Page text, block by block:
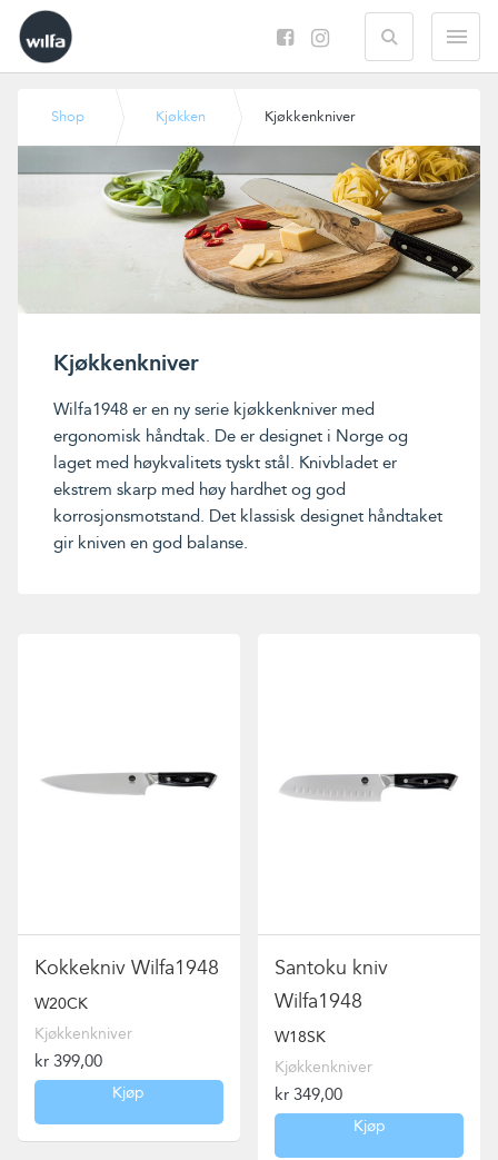
Shop Kjøkken Kjøkkenkniver
Kjøkkenkniver
Wilfa1948 er en ny serie kjøkkenkniver med
ergonomisk håndtak. De er designet i Norge og
laget med høykvalitets tyskt stål. Knivbladet er
ekstrem skarp med høy hardhet og god
korrosjonsmotstand. Det klassisk designet håndtaket
gir kniven en god balanse.
Kokkekniv Wilfa1948
W20CK
Kjøkkenkniver
kr 399,00
Kjøp
Santoku kniv
Wilfa1948
W18SK
Kjøkkenkniver
kr 349,00
Kjøp